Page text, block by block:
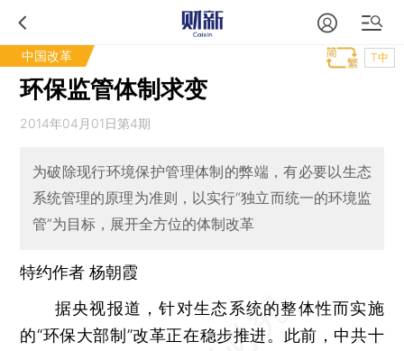
中国改革 T中
环保监管体制求变
2014年04月01日第4期
为破除现行环境保护管理体制的弊端，有必要以生态
系统管理的原理为准则，以实行“独立而统一的环境监
管”为目标，展开全方位的体制改革
特约作者 杨朝霞
据央视报道，针对生态系统的整体性而实施
的“环保大部制”改革正在稳步推进。此前，中共十